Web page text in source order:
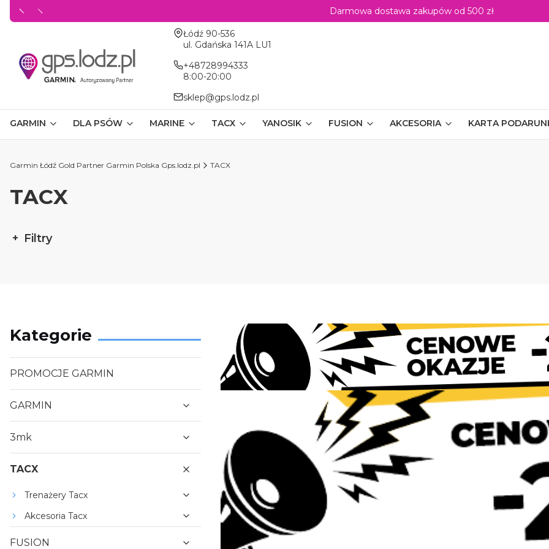
Darmowa dostawa zakupów od 500 zł
Adres:
Łódź 90-536
ul. Gdańska 141A LU1
+48728994333
8:00-20:00
sklep@gps.lodz.pl
GARMIN DLA PSÓW MARINE TACX YANOSIK FUSION AKCESORIA KARTA
Garmin Łódź Gold Partner Garmin Polska Gps.lodz.pl TACX
TACX
Filtry
Kategorie
PROMOCJE GARMIN
GARMIN
3mk
TACX
Trenażery Tacx
Akcesoria Tacx
FUSION